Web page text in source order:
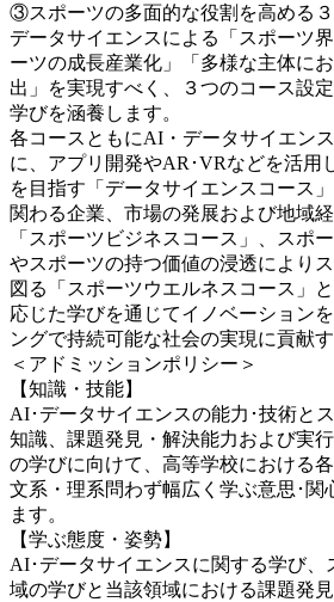
③スポーツの多面的な役割を高める
データサイエンスによる「スポーツ
ーツの成長産業化」「多様な主体に
出」を実現すべく、３つのコース設
学びを涵養します。
各コースともにAI・データサイエン
に、アプリ開発やAR･VRなどを活用
を目指す「データサイエンスコース
関わる企業、市場の発展および地域
「スポーツビジネスコース」、スポ
やスポーツの持つ価値の浸透により
図る「スポーツウエルネスコース」
応じた学びを通じてイノベーション
ングで持続可能な社会の実現に貢献
＜アドミッションポリシー＞
【知識・技能】
AI･データサイエンスの能力･技術と
知識、課題発見・解決能力および実
の学びに向けて、高等学校における
文系・理系問わず幅広く学ぶ意思･関
ます。
【学ぶ態度・姿勢】
AI･データサイエンスに関する学び、
域の学びと当該領域における課題発